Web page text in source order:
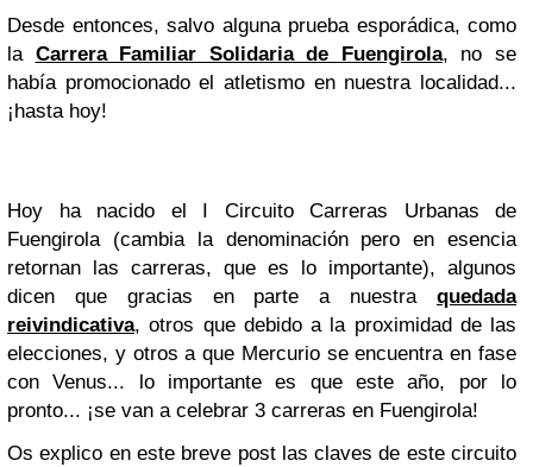
Desde entonces, salvo alguna prueba esporádica, como
la Carrera Familiar Solidaria de Fuengirola, no se
había promocionado el atletismo en nuestra localidad...
¡hasta hoy!
Hoy ha nacido el I Circuito Carreras Urbanas de
Fuengirola (cambia la denominación pero en esencia
retornan las carreras, que es lo importante), algunos
dicen que gracias en parte a nuestra quedada
reivindicativa, otros que debido a la proximidad de las
elecciones, y otros a que Mercurio se encuentra en fase
con Venus... lo importante es que este año, por lo
pronto... ¡se van a celebrar 3 carreras en Fuengirola!
Os explico en este breve post las claves de este circuito